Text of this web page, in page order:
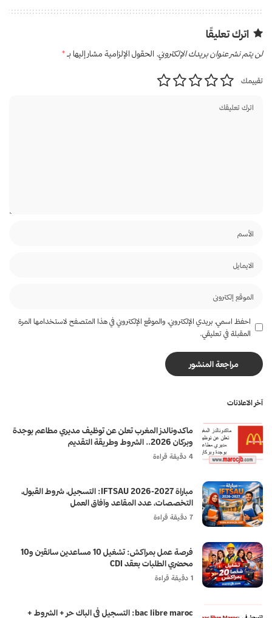
اترك تعليقًا
لن يتم نشر عنوان بريدك الإلكتروني. الحقول الإلزامية مشار إليها بـ*
تقييمك
احفظ اسمي، بريدي الإلكتروني، والموقع الإلكتروني في هذا المتصفح لاستخدامها المرة
المقبلة في تعليقي.
آخر الاعلانات
ماكدونالدز المغرب تعلن عن توظيف مديري مطاعم بوجدة
وبركان 2026.. الشروط وطريقة التقديم
4 دقيقة قراءة
مباراة IFTSAU 2026-2027: التسجيل، شروط القبول،
التخصصات، عدد المقاعد وآفاق العمل
7 دقيقة قراءة
فرصة عمل بمراكش: تشغيل 10 مساعدين سائقين و10
محضري الطلبات بعقد CDI
1 دقيقة قراءة
bac libre maroc: التسجيل في الباك حر + الشروط +